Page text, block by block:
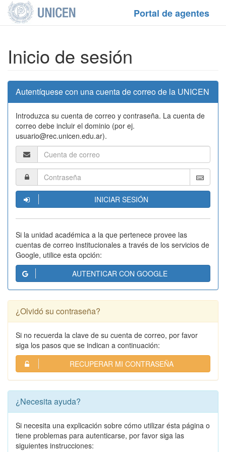
Portal de agentes
Inicio de sesión
Autentíquese con una cuenta de correo de la UNICEN
Introduzca su cuenta de correo y contraseña. La cuenta de
correo debe incluir el dominio (por ej.
usuario@rec.unicen.edu.ar).
INICIAR SESIÓN
Si la unidad académica a la que pertenece provee las
cuentas de correo institucionales a través de los servicios de
Google, utilice esta opción:
AUTENTICAR CON GOOGLE
¿Olvidó su contraseña?
Si no recuerda la clave de su cuenta de correo, por favor
siga los pasos que se indican a continuación:
RECUPERAR MI CONTRASEÑA
¿Necesita ayuda?
Si necesita una explicación sobre cómo utilizar ésta página o
tiene problemas para autenticarse, por favor siga las
siguientes instrucciones: